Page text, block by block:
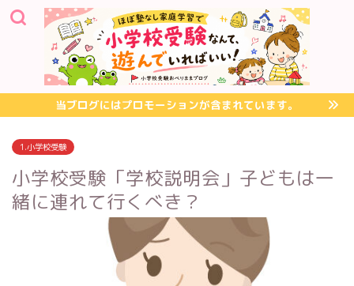
当ブログにはプロモーションが含まれています。
1.小学校受験
小学校受験「学校説明会」子どもは一
緒に連れて行くべき？